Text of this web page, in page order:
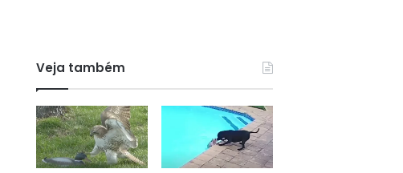
Veja também